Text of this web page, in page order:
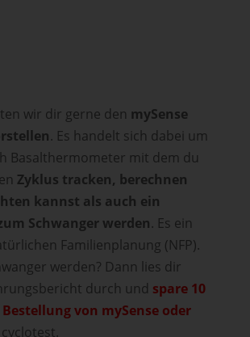
wir dir gerne den mySense
. Es handelt sich dabei um
Basalthermometer mit dem du
Zyklus tracken, berechnen
kannst als auch ein
Schwanger werden. Es ein
Familienplanung (NFP).
werden? Dann lies dir
durch und spare 10
von mySense oder